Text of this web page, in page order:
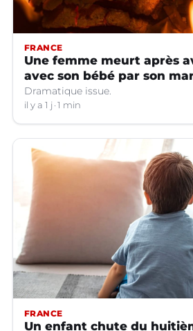
FRANCE
Une femme meurt après
avec son bébé par son
Dramatique issue.
il y a 1 j 1 min
FRANCE
Un enfant chute du